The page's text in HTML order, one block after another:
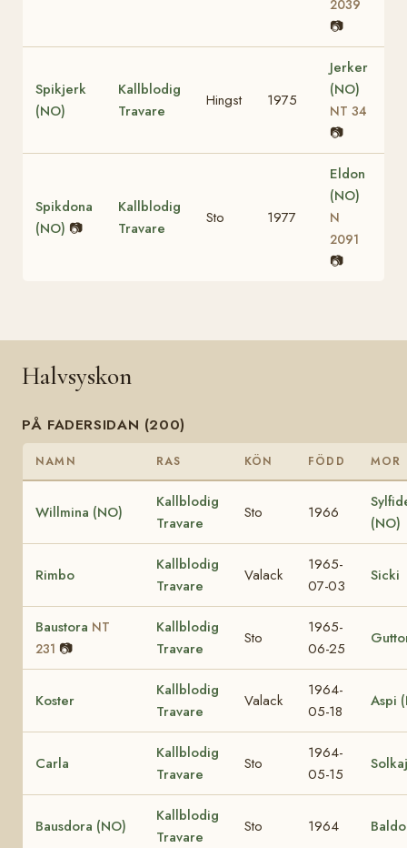
2039
📷
Spikjerk
(NO)
Kallblodig
Travare
Hingst 1975
Jerker
(NO)
NT 34
📷
Spikdona
(NO) 📷
Kallblodig
Travare
Sto 1977
Eldon
(NO)
N
2091
📷
Halvsyskon
PÅ FADERSIDAN (200)
NAMN RAS KÖN FÖDD MOR
Willmina (NO)
Kallblodig
Travare
Sto 1966
(NO)
Rimbo
Kallblodig
Travare
Valack
1965-
07-03
Sicki
Baustora NT
231 📷
Kallblodig
Travare
Sto
1965-
06-25
Koster
Kallblodig
Travare
Valack
1964-
05-18
Aspi
Carla
Kallblodig
Travare
Sto
1964-
05-15
Bausdora (NO)
Kallblodig
Travare
Sto 1964